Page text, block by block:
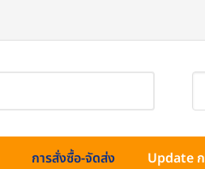
การสั่งซื้อ-จัดส่ง Update